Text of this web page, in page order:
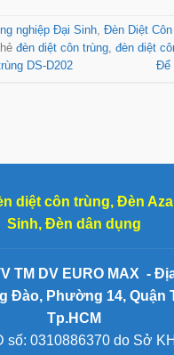
nghiệp Đại Sinh Đèn Diệt
đèn diệt côn trùng đèn diệt
DS-D202 Để
diệt côn trùng, Đèn
Sinh, Đèn dân dụng
TM DV EURO MAX -
Đào, Phường 14, Quận
Tp.HCM
số: 0310886370 do Sở